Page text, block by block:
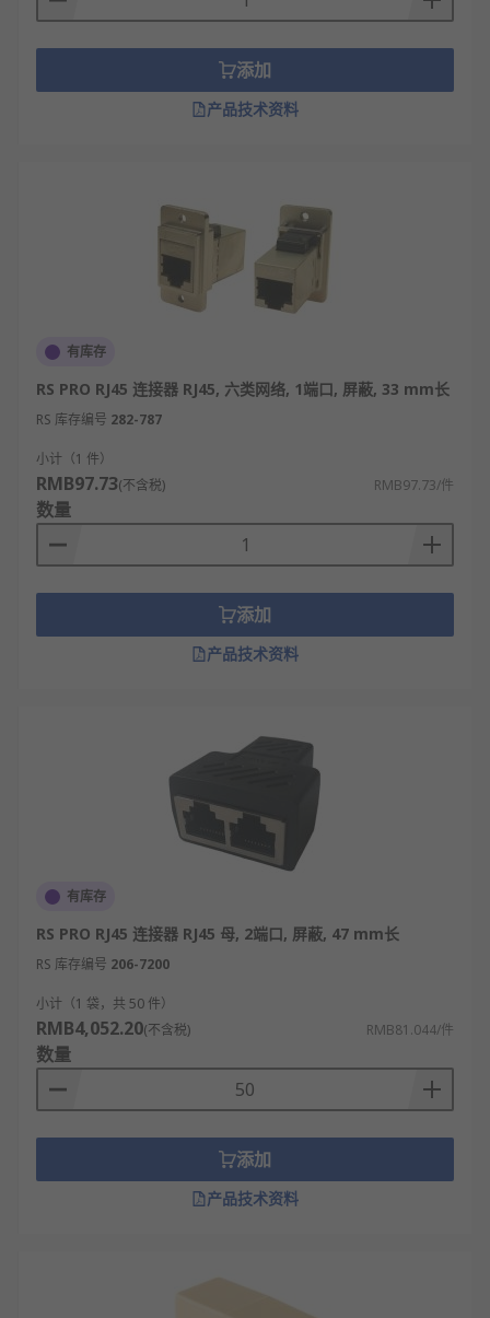
添加
产品技术资料
有库存
RS PRO RJ45 连接器 RJ45, 六类网络, 1端口, 屏蔽, 33 mm长
RS 库存编号 282-787
小计（1 件）
RMB97.73(不含税) RMB97.73/件
数量
添加
产品技术资料
有库存
RS PRO RJ45 连接器 RJ45 母, 2端口, 屏蔽, 47 mm长
RS 库存编号 206-7200
小计（1 袋，共 50 件）
RMB4,052.20(不含税) RMB81.044/件
数量
添加
产品技术资料